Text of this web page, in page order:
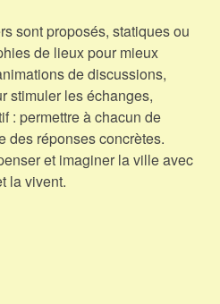
sont proposés, statiques ou
de lieux pour mieux
de discussions,
stimuler les échanges,
: permettre à chacun de
des réponses concrètes.
et imaginer la ville avec
la vivent.